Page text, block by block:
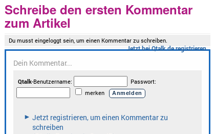
Schreibe den ersten Kommentar
zum Artikel